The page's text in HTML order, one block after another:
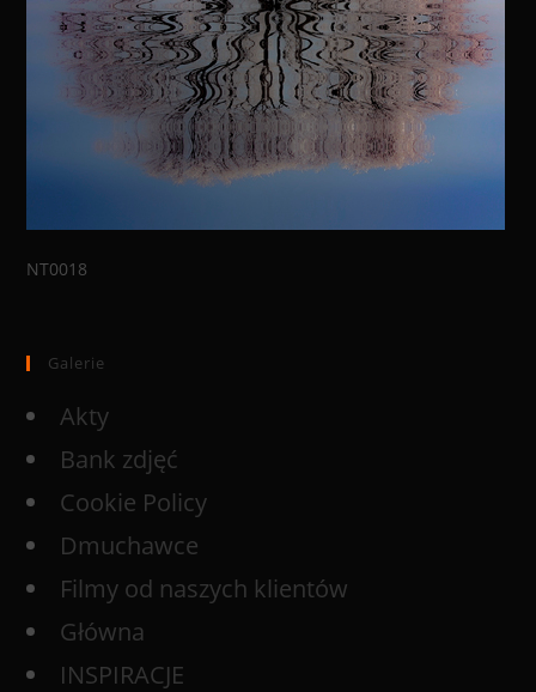
NT0018
Galerie
Akty
Bank zdjęć
Cookie Policy
Dmuchawce
Filmy od naszych klientów
Główna
INSPIRACJE